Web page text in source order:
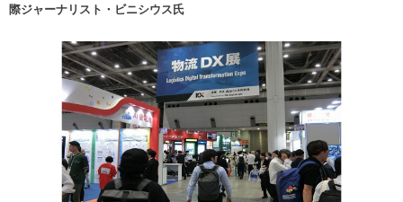
際ジャーナリスト・ビニシウス氏